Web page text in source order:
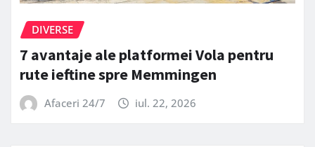
DIVERSE
7 avantaje ale platformei Vola pentru
rute ieftine spre Memmingen
Afaceri 24/7 iul. 22, 2026